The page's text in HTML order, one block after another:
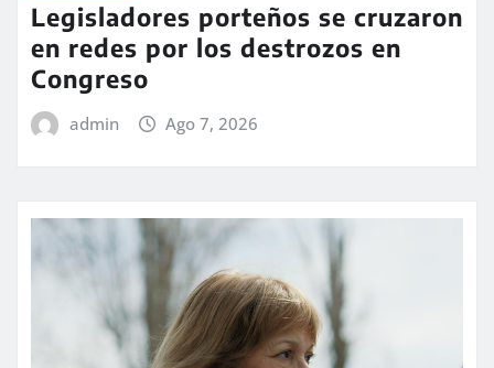
Legisladores porteños se cruzaron
en redes por los destrozos en
Congreso
admin Ago 7, 2026